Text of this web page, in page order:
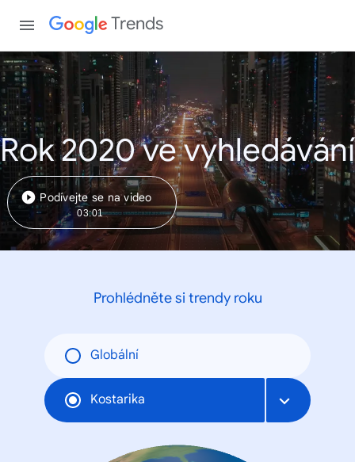
Trends
Rok 2020 ve vyhledávání
Podívejte se na video
03:01
Prohlédněte si trendy roku
Globální
Kostarika